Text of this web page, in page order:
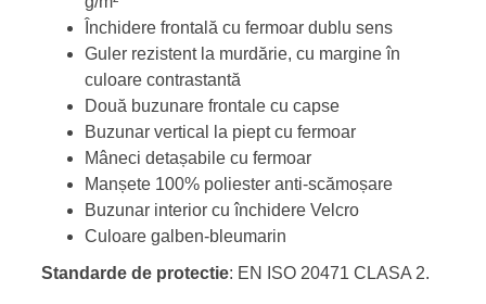
Închidere frontală cu fermoar dublu sens
Guler rezistent la murdărie, cu margine în
culoare contrastantă
Două buzunare frontale cu capse
Buzunar vertical la piept cu fermoar
Mâneci detașabile cu fermoar
Manșete 100% poliester anti-scămoșare
Buzunar interior cu închidere Velcro
Culoare galben-bleumarin
Standarde de protectie: EN ISO 20471 CLASA 2.